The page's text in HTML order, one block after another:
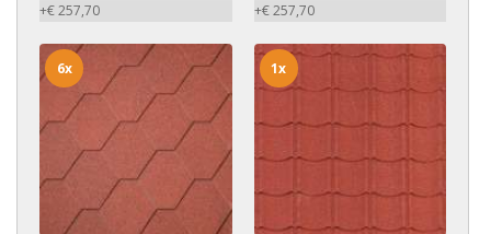
+€ 257,70
+€ 257,70
6x 1x